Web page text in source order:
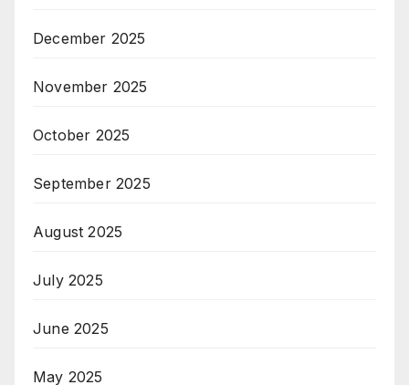
December 2025
November 2025
October 2025
September 2025
August 2025
July 2025
June 2025
May 2025